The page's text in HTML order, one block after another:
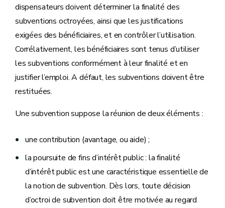
dispensateurs doivent déterminer la finalité des
subventions octroyées, ainsi que les justifications
exigées des bénéficiaires, et en contrôler l’utilisation.
Corrélativement, les bénéficiaires sont tenus d’utiliser
les subventions conformément à leur finalité et en
justifier l’emploi. A défaut, les subventions doivent être
restituées.
Une subvention suppose la réunion de deux éléments :
une contribution (avantage, ou aide) ;
la poursuite de fins d’intérêt public : la finalité
d’intérêt public est une caractéristique essentielle de
la notion de subvention. Dès lors, toute décision
d’octroi de subvention doit être motivée au regard